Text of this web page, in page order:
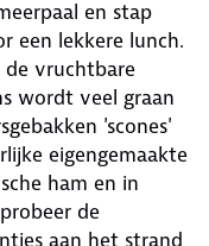
en stap
een lekkere lunch.
de vruchtbare
wordt veel graan
'scones'
eigengemaakte
ham en in
de
aan het strand